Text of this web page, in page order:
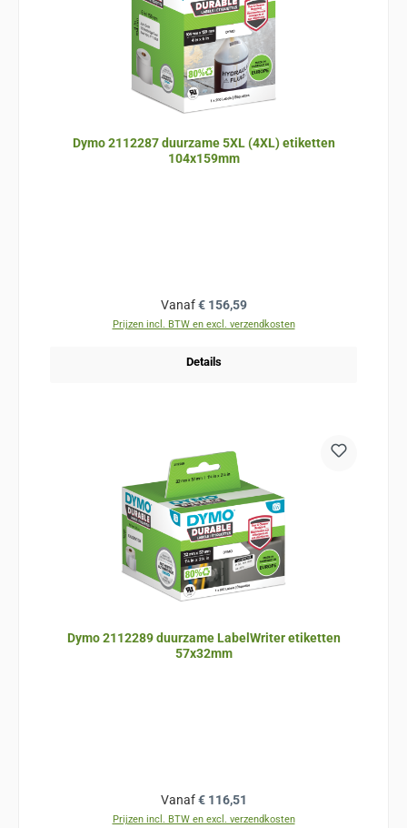
Dymo 2112287 duurzame 5XL (4XL) etiketten
104x159mm
Normale prijs:
Vanaf€ 156,59
Prijzen incl. BTW en excl. verzendkosten
Details
Dymo 2112289 duurzame LabelWriter etiketten
57x32mm
Normale prijs:
Vanaf€ 116,51
Prijzen incl. BTW en excl. verzendkosten